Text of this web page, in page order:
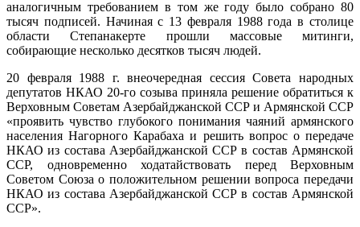
аналогичным требованием в том же году было собрано 80
тысяч подписей. Начиная с 13 февраля 1988 года в столице
области Степанакерте прошли массовые митинги,
собирающие несколько десятков тысяч людей.
20 февраля 1988 г. внеочередная сессия Совета народных
депутатов НКАО 20-го созыва приняла решение обратиться к
Верховным Советам Азербайджанской ССР и Армянской ССР
«проявить чувство глубокого понимания чаяний армянского
населения Нагорного Карабаха и решить вопрос о передаче
НКАО из состава Азербайджанской ССР в состав Армянской
ССР, одновременно ходатайствовать перед Верховным
Советом Союза о положительном решении вопроса передачи
НКАО из состава Азербайджанской ССР в состав Армянской
ССР».